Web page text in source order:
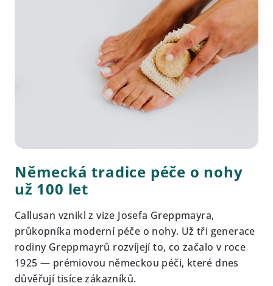
Německá tradice péče o nohy
už 100 let
Callusan vznikl z vize Josefa Greppmayra,
průkopníka moderní péče o nohy. Už tři generace
rodiny Greppmayrů rozvíjejí to, co začalo v roce
1925 — prémiovou německou péči, které dnes
důvěřují tisíce zákazníků.